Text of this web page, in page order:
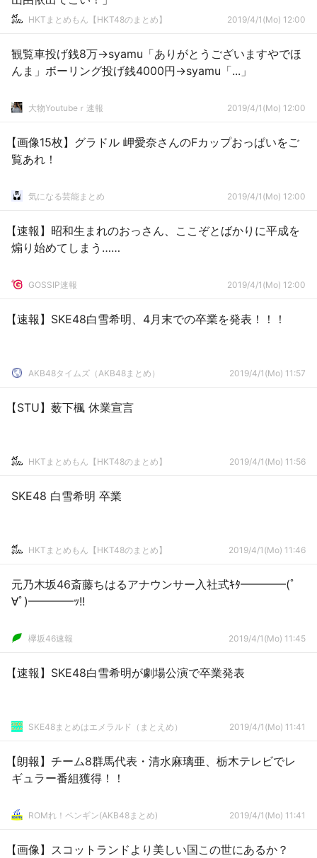
HKTまとめもん【HKT48のまとめ】 2019/4/1(Mo) 12:00
観覧車投げ銭8万→syamu「ありがとうございますやでほ
んま」ボーリング投げ銭4000円→syamu「...」
大物Youtubeｒ速報 2019/4/1(Mo) 12:00
【画像15枚】グラドル 岬愛奈さんのFカップおっぱいをご
覧あれ！
気になる芸能まとめ 2019/4/1(Mo) 12:00
【速報】昭和生まれのおっさん、ここぞとばかりに平成を
煽り始めてしまう……
GOSSIP速報 2019/4/1(Mo) 12:00
【速報】SKE48白雪希明、4月末での卒業を発表！！！
AKB48タイムズ（AKB48まとめ） 2019/4/1(Mo) 11:57
【STU】薮下楓 休業宣言
HKTまとめもん【HKT48のまとめ】 2019/4/1(Mo) 11:56
SKE48 白雪希明 卒業
HKTまとめもん【HKT48のまとめ】 2019/4/1(Mo) 11:46
元乃木坂46斎藤ちはるアナウンサー入社式ｷﾀ━━━━(ﾟ
∀ﾟ)━━━━ｯ!!
欅坂46速報 2019/4/1(Mo) 11:45
【速報】SKE48白雪希明が劇場公演で卒業発表
SKE48まとめはエメラルド（まとえめ） 2019/4/1(Mo) 11:41
【朗報】チーム8群馬代表・清水麻璃亜、栃木テレビでレ
ギュラー番組獲得！！
ROMれ！ペンギン(AKB48まとめ) 2019/4/1(Mo) 11:41
【画像】スコットランドより美しい国この世にあるか？